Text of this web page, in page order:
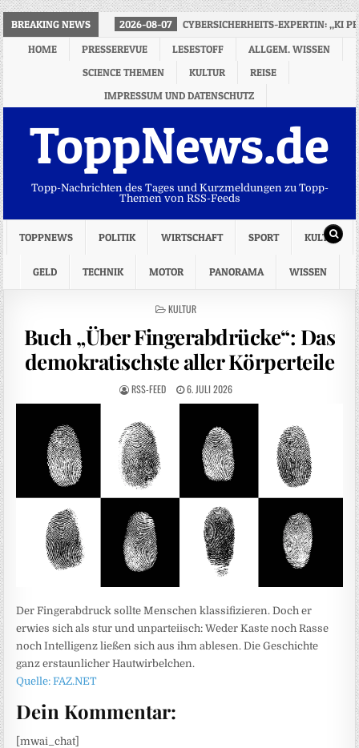
BREAKING NEWS 2026-08-07
CYBERSICHERHEITS-EXPERTIN: „KI
HOME
PRESSEREVUE LESESTOFF
ALLGEM. WISSEN
SCIENCE THEMEN
KULTUR
REISE
IMPRESSUM UND DATENSCHUTZ
ToppNews.de
Topp-Nachrichten des Tages und Kurzmeldungen zu Topp-
Themen von RSS-Feeds
TOPPNEWS POLITIK WIRTSCHAFT SPORT KULTUR
GELD TECHNIK MOTOR PANORAMA WISSEN
POSTED
KULTUR
Buch „Über Fingerabdrücke“: Das
demokratischste aller Körperteile
RSS-FEED 6. JULI 2026
Der Fingerabdruck sollte Menschen klassifizieren. Doch er
erwies sich als stur und unparteiisch: Weder Kaste noch Rasse
noch Intelligenz ließen sich aus ihm ablesen. Die Geschichte
ganz erstaunlicher Hautwirbelchen.
Quelle: FAZ.NET
Dein Kommentar:
[mwai_chat]